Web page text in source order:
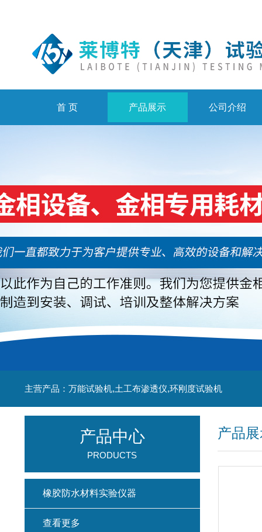
首 页 产品展示 公司介绍
主营产品：万能试验机,土工布渗透仪,环刚度试验机
产品
产品中心
PRODUCTS
橡胶防水材料实验仪器
查看更多